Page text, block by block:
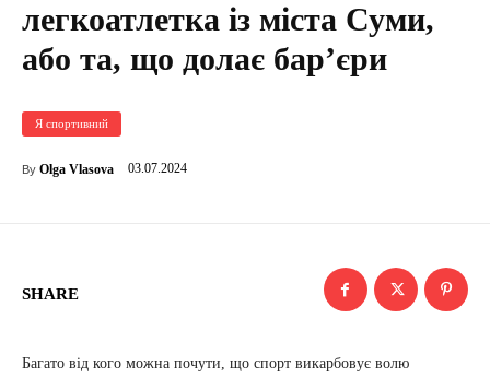
легкоатлетка із міста Суми,
або та, що долає бар’єри
Я спортивний
By Olga Vlasova 03.07.2024
SHARE
Багато від кого можна почути, що спорт викарбовує волю